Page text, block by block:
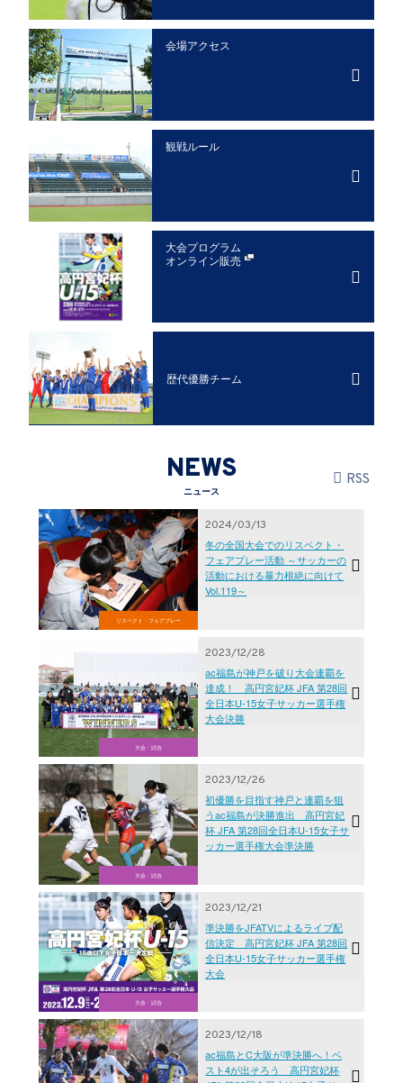
会場アクセス
観戦ルール
大会プログラム
オンライン販売
歴代優勝チーム
NEWS
ニュース
RSS
リスペクト・フェアプレー
2024/03/13
冬の全国大会でのリスペクト・
フェアプレー活動 ～サッカーの
活動における暴力根絶に向けて
Vol.119～
大会・試合
2023/12/28
ac福島が神戸を破り大会連覇を
達成！ 高円宮妃杯 JFA 第28回
全日本U-15女子サッカー選手権
大会決勝
大会・試合
2023/12/26
初優勝を目指す神戸と連覇を狙
うac福島が決勝進出 高円宮妃
杯 JFA 第28回全日本U-15女子サ
ッカー選手権大会準決勝
大会・試合
2023/12/21
準決勝をJFATVによるライブ配
信決定 高円宮妃杯 JFA 第28回
全日本U-15女子サッカー選手権
大会
2023/12/18
ac福島とC大阪が準決勝へ！ベ
スト4が出そろう 高円宮妃杯